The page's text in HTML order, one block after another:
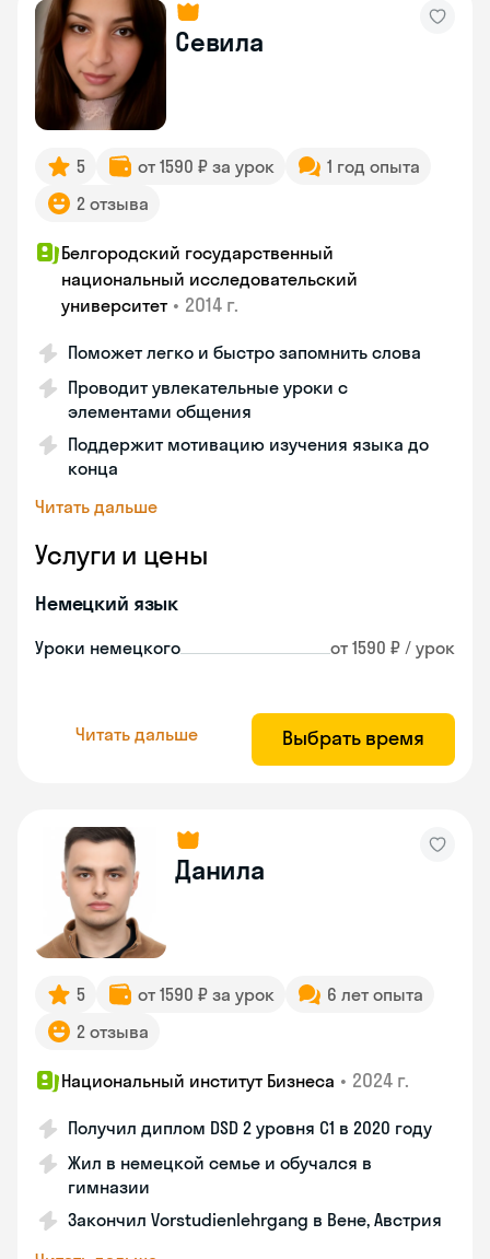
Севила
5 от 1590 ₽ за урок
1 год опыта
2 отзыва
Белгородский государственный
национальный исследовательский
университет • 2014 г.
Поможет легко и быстро запомнить слова
Проводит увлекательные уроки с
элементами общения
Поддержит мотивацию изучения языка до
конца
Читать дальше
Услуги и цены
Немецкий язык
Уроки немецкого от 1590 ₽ / урок
Читать дальше Выбрать время
Данила
5 от 1590 ₽ за урок
6 лет опыта
2 отзыва
Национальный институт Бизнеса • 2024 г.
Получил диплом DSD 2 уровня С1 в 2020 году
Жил в немецкой семье и обучался в
гимназии
Закончил Vorstudienlehrgang в Вене, Австрия